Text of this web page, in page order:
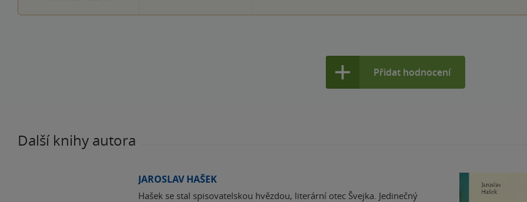
Přidat hodnocení
Další knihy autora
JAROSLAV HAŠEK
Hašek se stal spisovatelskou hvězdou, literární otec Švejka. Jedinečný